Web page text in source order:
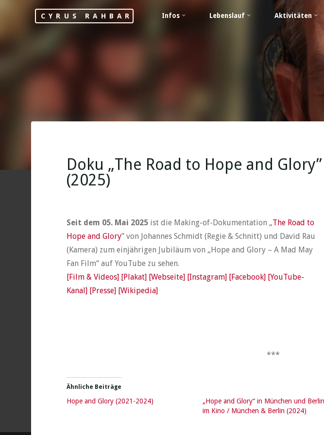
CYRUS RAHBAR Infos Lebenslauf Aktivitäten
Doku „The Road to Hope and
(2025)
Seit dem 05. Mai 2025ist die Making-of-Dokumentation „The Road to
Hope and Glory” von Johannes Schmidt (Regie & Schnitt) und David Rau
(Kamera) zum einjährigen Jubiläum von „Hope and Glory – A Mad May
Fan Film“ auf YouTube zu sehen.
[Film & Videos] [Plakat] [Webseite] [Instagram] [Facebook] [YouTube-
Kanal] [Presse] [Wikipedia]
***
Ähnliche Beiträge
Hope and Glory (2021-2024)
„Hope and Glory“ in München und Berlin
im Kino / München & Berlin (2024)